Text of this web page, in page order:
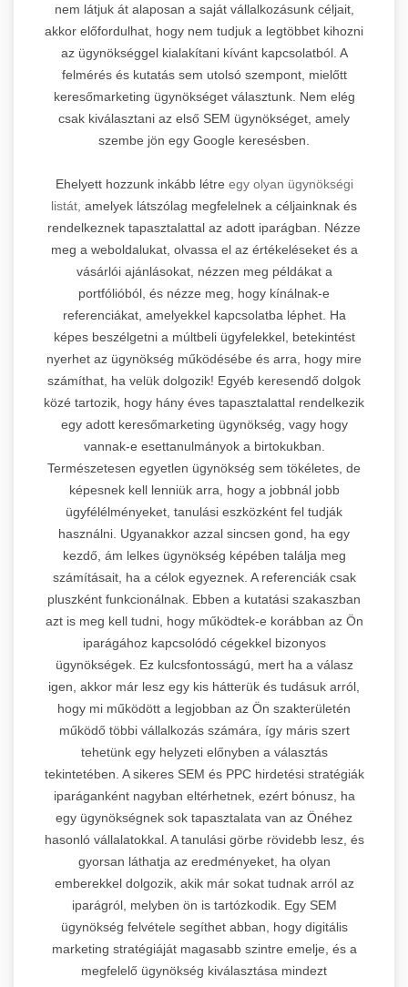
nem látjuk át alaposan a saját vállalkozásunk céljait,
akkor előfordulhat, hogy nem tudjuk a legtöbbet kihozni
az ügynökséggel kialakítani kívánt kapcsolatból. A
felmérés és kutatás sem utolsó szempont, mielőtt
keresőmarketing ügynökséget választunk. Nem elég
csak kiválasztani az első SEM ügynökséget, amely
szembe jön egy Google keresésben.
Ehelyett hozzunk inkább létre egy olyan ügynökségi
listát, amelyek látszólag megfelelnek a céljainknak és
rendelkeznek tapasztalattal az adott iparágban. Nézze
meg a weboldalukat, olvassa el az értékeléseket és a
vásárlói ajánlásokat, nézzen meg példákat a
portfólióból, és nézze meg, hogy kínálnak-e
referenciákat, amelyekkel kapcsolatba léphet. Ha
képes beszélgetni a múltbeli ügyfelekkel, betekintést
nyerhet az ügynökség működésébe és arra, hogy mire
számíthat, ha velük dolgozik! Egyéb keresendő dolgok
közé tartozik, hogy hány éves tapasztalattal rendelkezik
egy adott keresőmarketing ügynökség, vagy hogy
vannak-e esettanulmányok a birtokukban.
Természetesen egyetlen ügynökség sem tökéletes, de
képesnek kell lenniük arra, hogy a jobbnál jobb
ügyfélélményeket, tanulási eszközként fel tudják
használni. Ugyanakkor azzal sincsen gond, ha egy
kezdő, ám lelkes ügynökség képében találja meg
számításait, ha a célok egyeznek. A referenciák csak
pluszként funkcionálnak. Ebben a kutatási szakaszban
azt is meg kell tudni, hogy működtek-e korábban az Ön
iparágához kapcsolódó cégekkel bizonyos
ügynökségek. Ez kulcsfontosságú, mert ha a válasz
igen, akkor már lesz egy kis hátterük és tudásuk arról,
hogy mi működött a legjobban az Ön szakterületén
működő többi vállalkozás számára, így máris szert
tehetünk egy helyzeti előnyben a választás
tekintetében. A sikeres SEM és PPC hirdetési stratégiák
iparáganként nagyban eltérhetnek, ezért bónusz, ha
egy ügynökségnek sok tapasztalata van az Önéhez
hasonló vállalatokkal. A tanulási görbe rövidebb lesz, és
gyorsan láthatja az eredményeket, ha olyan
emberekkel dolgozik, akik már sokat tudnak arról az
iparágról, melyben ön is tartózkodik. Egy SEM
ügynökség felvétele segíthet abban, hogy digitális
marketing stratégiáját magasabb szintre emelje, és a
megfelelő ügynökség kiválasztása mindezt